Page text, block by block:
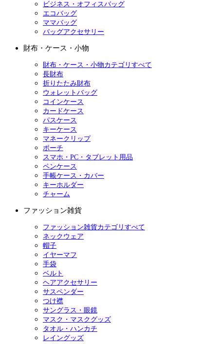
ビジネス・オフィスバッグ
エコバッグ
ママバッグ
バッグアクセサリー
財布・ケース・小物
財布・ケース・小物カテゴリすべて
長財布
折りたたみ財布
ウォレットバッグ
コインケース
カードケース
パスケース
キーケース
マネークリップ
ポーチ
スマホ・PC・タブレット用品
ペンケース
手帳ケース・カバー
キーホルダー
チャーム
ファッション雑貨
ファッション雑貨カテゴリすべて
ネックウェア
帽子
イヤーマフ
手袋
ベルト
ヘアアクセサリー
サスペンダー
つけ襟
サングラス・眼鏡
マスク・マスクグッズ
タオル・ハンカチ
レイングッズ